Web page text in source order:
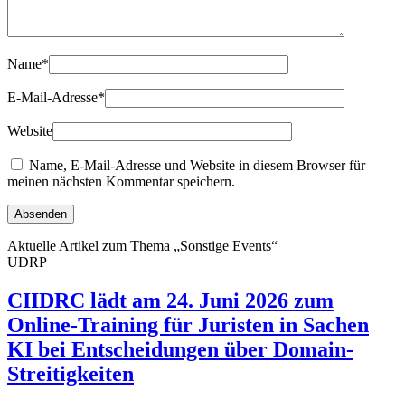
Name*
E-Mail-Adresse*
Website
Name, E-Mail-Adresse und Website in diesem Browser für
meinen nächsten Kommentar speichern.
Aktuelle Artikel zum Thema „Sonstige Events“
UDRP
CIIDRC lädt am 24. Juni 2026 zum
Online-Training für Juristen in Sachen
KI bei Entscheidungen über Domain-
Streitigkeiten